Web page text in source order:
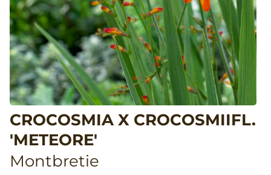
CROCOSMIA X CROCOSMIIFL.
'METEORE'
Montbretie